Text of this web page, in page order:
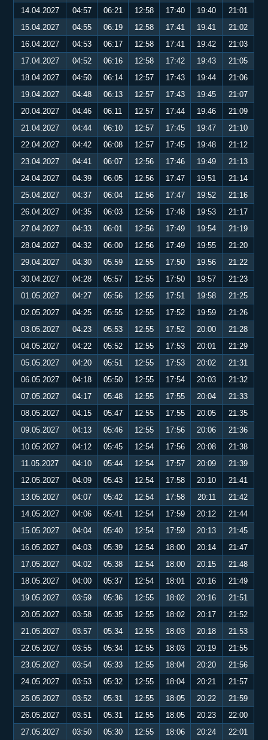
14.04.2027 04:57 06:21 12:58 17:40 19:40
21:01
15.04.2027
04:55 06:19 12:58 17:41 19:41
21:02
16.04.2027
04:53 06:17 12:58 17:41 19:42
21:03
17.04.2027
04:52 06:16 12:58 17:42 19:43
21:05
18.04.2027
04:50 06:14 12:57 17:43 19:44
21:06
19.04.2027
04:48 06:13 12:57 17:43 19:45
21:07
20.04.2027
04:46 06:11 12:57 17:44 19:46
21:09
21.04.2027
04:44 06:10 12:57 17:45 19:47
21:10
22.04.2027
04:42 06:08 12:57 17:45 19:48
21:12
23.04.2027
04:41 06:07 12:56 17:46 19:49
21:13
24.04.2027
04:39 06:05 12:56 17:47 19:51
21:14
25.04.2027
04:37 06:04 12:56 17:47 19:52
21:16
26.04.2027
04:35 06:03 12:56 17:48 19:53
21:17
27.04.2027
04:33 06:01 12:56 17:49 19:54
21:19
28.04.2027
04:32 06:00 12:56 17:49 19:55
21:20
29.04.2027
04:30 05:59 12:55 17:50 19:56
21:22
30.04.2027
04:28 05:57 12:55 17:50 19:57
21:23
01.05.2027
04:27 05:56 12:55 17:51 19:58
21:25
02.05.2027
04:25 05:55 12:55 17:52 19:59
21:26
03.05.2027
04:23 05:53 12:55 17:52 20:00
21:28
04.05.2027
04:22 05:52 12:55 17:53 20:01
21:29
05.05.2027
04:20 05:51 12:55 17:53 20:02
21:31
06.05.2027
04:18 05:50 12:55 17:54 20:03
21:32
07.05.2027
04:17 05:48 12:55 17:55 20:04
21:33
08.05.2027
04:15 05:47 12:55 17:55 20:05
21:35
09.05.2027
04:13 05:46 12:55 17:56 20:06
21:36
10.05.2027
04:12 05:45 12:54 17:56 20:08
21:38
11.05.2027
04:10 05:44 12:54 17:57 20:09
21:39
12.05.2027
04:09 05:43 12:54 17:58 20:10
21:41
13.05.2027
04:07 05:42 12:54 17:58 20:11
21:42
14.05.2027
04:06 05:41 12:54 17:59 20:12
21:44
15.05.2027
04:04 05:40 12:54 17:59 20:13
21:45
16.05.2027
04:03 05:39 12:54 18:00 20:14
21:47
17.05.2027
04:02 05:38 12:54 18:00 20:15
21:48
18.05.2027
04:00 05:37 12:54 18:01 20:16
21:49
19.05.2027
03:59 05:36 12:55 18:02 20:16
21:51
20.05.2027
03:58 05:35 12:55 18:02 20:17
21:52
21.05.2027
03:57 05:34 12:55 18:03 20:18
21:53
22.05.2027
03:55 05:34 12:55 18:03 20:19
21:55
23.05.2027
03:54 05:33 12:55 18:04 20:20
21:56
24.05.2027
03:53 05:32 12:55 18:04 20:21
21:57
25.05.2027
03:52 05:31 12:55 18:05 20:22
21:59
26.05.2027
03:51 05:31 12:55 18:05 20:23
22:00
27.05.2027
03:50 05:30 12:55 18:06 20:24
22:01